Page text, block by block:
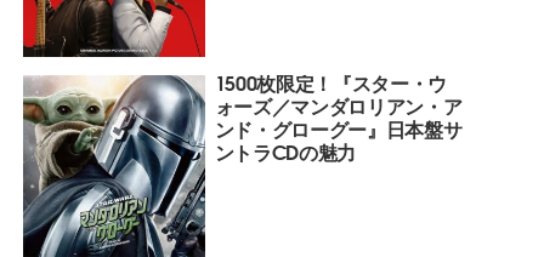
1500枚限定！『スター・ウ
ォーズ／マンダロリアン・ア
ンド・グローグー』日本盤サ
ントラCDの魅力